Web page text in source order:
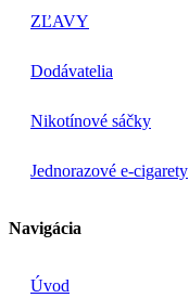
ZĽAVY
Dodávatelia
Nikotínové sáčky
Jednorazové e-cigarety
Navigácia
Úvod